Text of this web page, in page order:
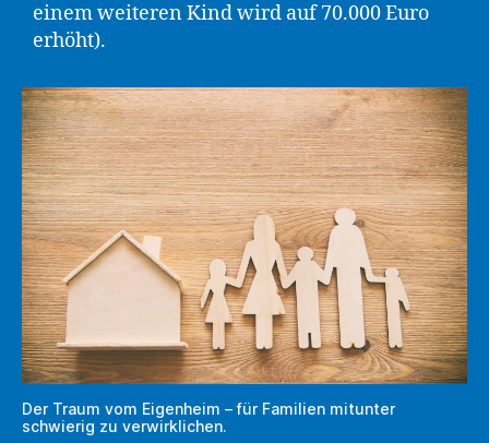
einem weiteren Kind wird auf 70.000 Euro
erhöht).
Der Traum vom Eigenheim – für Familien mitunter
schwierig zu verwirklichen.